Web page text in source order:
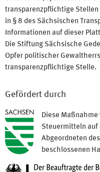
transparenzpflichtige
in § 8 des Sächsischen
Informationen auf dieser
Die Stiftung Sächsische
Opfer politischer
transparenzpflichtige Stelle.
Gefördert durch
Diese
Steuermitteln auf
Abgeordneten
beschlossenen